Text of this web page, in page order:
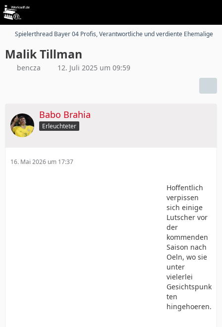
Spielerthread Bayer 04 Profis, Verantwortliche und verdiente Ehemalige
Malik Tillman
bencza 12. Juli 2025 um 09:59
Babo Brahia
Erleuchteter
16. Mai 2026 um 17:37
Hoffentlich
verpissen
sich einige
Lutscher vor
der
kommenden
Saison nach
Oeln, wo sie
unter
vielerlei
Gesichtspunk
ten
hingehoeren.